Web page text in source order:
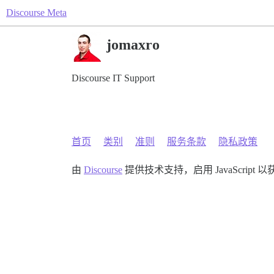
Discourse Meta
jomaxro
Discourse IT Support
首页 类别 准则 服务条款 隐私政策
由 Discourse 提供技术支持，启用 JavaScript 以